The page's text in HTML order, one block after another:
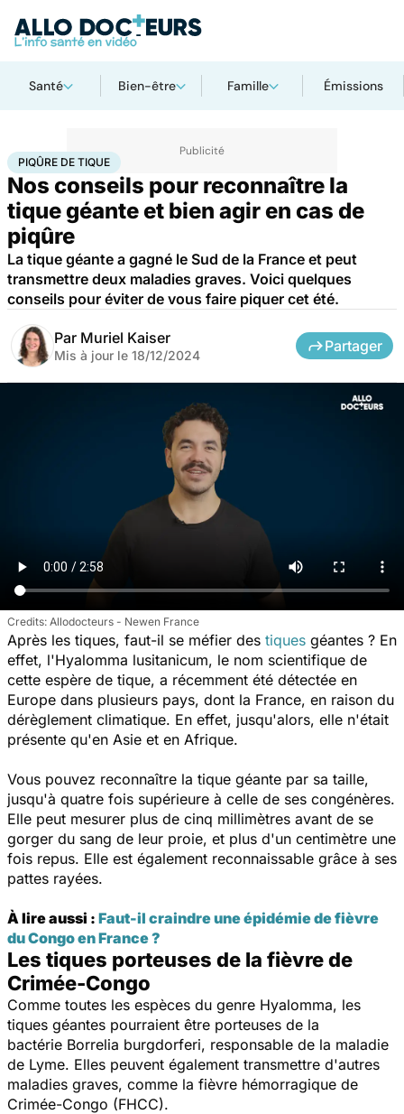
Santé Bien-être Famille Émissions
AccueilSantéMaladies Maladies infectieuses
PIQÛRE DE TIQUE
Nos conseils pour reconnaître la
tique géante et bien agir en cas de
piqûre
La tique géante a gagné le Sud de la France et peut
transmettre deux maladies graves. Voici quelques
conseils pour éviter de vous faire piquer cet été.
Par Muriel Kaiser
Mis à jour le 18/12/2024
Partager
Allodocteurs - Newen France
Après les tiques, faut-il se méfier des tiques géantes ? En
effet, l'Hyalomma lusitanicum, le nom scientifique de
cette espère de tique, a récemment été détectée en
Europe dans plusieurs pays, dont la France, en raison du
dérèglement climatique. En effet, jusqu'alors, elle n'était
présente qu'en Asie et en Afrique.
Vous pouvez reconnaître la tique géante par sa taille,
jusqu'à quatre fois supérieure à celle de ses congénères.
Elle peut mesurer plus de cinq millimètres avant de se
gorger du sang de leur proie, et plus d'un centimètre une
fois repus. Elle est également reconnaissable grâce à ses
pattes rayées.
À lire aussi : Faut-il craindre une épidémie de fièvre
du Congo en France ?
Les tiques porteuses de la fièvre de
Crimée-Congo
Comme toutes les espèces du genre Hyalomma, les
tiques géantes pourraient être porteuses de la
bactérie Borrelia burgdorferi, responsable de la maladie
de Lyme. Elles peuvent également transmettre d'autres
maladies graves, comme la fièvre hémorragique de
Crimée-Congo (FHCC).